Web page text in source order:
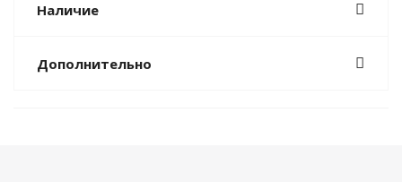
Наличие
Дополнительно